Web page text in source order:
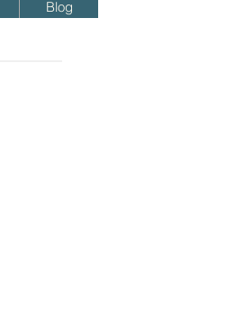
Blog